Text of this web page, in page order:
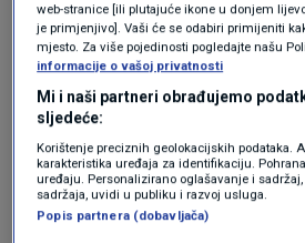
pravilnik, odnosno zašto se
se djeca ne smiju igrati u
krovu zgrade, da se ne smije
prozor", kaže
Hrvatske udruge stanara i
zaHRT.
web-stranice [ili plutajuće ikone u donjem
je primjenjivo]. Vaši će se odabiri primijeniti
mjesto. Za više pojedinosti pogledajte našu
informacije o vašoj privatnosti
Mi i naši partneri obrađujemo
sljedeće:
Korištenje preciznih geolokacijskih podataka.
karakteristika uređaja za identifikaciju.
uređaju. Personalizirano oglašavanje i
sadržaja, uvidi u publiku i razvoj usluga.
Popis partnera (dobavljača)